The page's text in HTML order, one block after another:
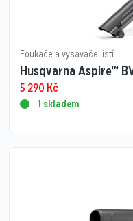
Foukače a vysavače listí
Husqvarna Aspire™
5 290 Kč
1 skladem